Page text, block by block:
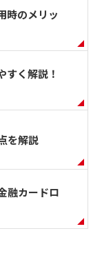
時のメリッ
すく解説！
を解説
融カードロ